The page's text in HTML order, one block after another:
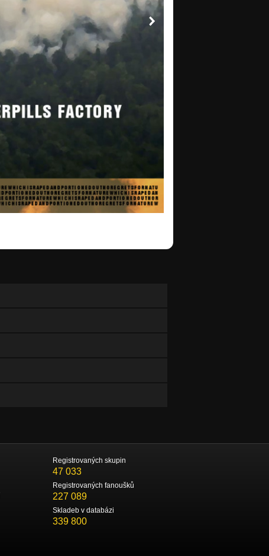
Registrovaných skupin
47 033
Registrovaných fanoušků
227 089
Skladeb v databázi
339 800